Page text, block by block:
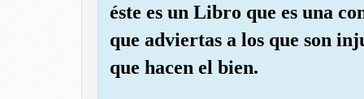
éste es un Libro que es una
que adviertas a los que son
que hacen el bien.